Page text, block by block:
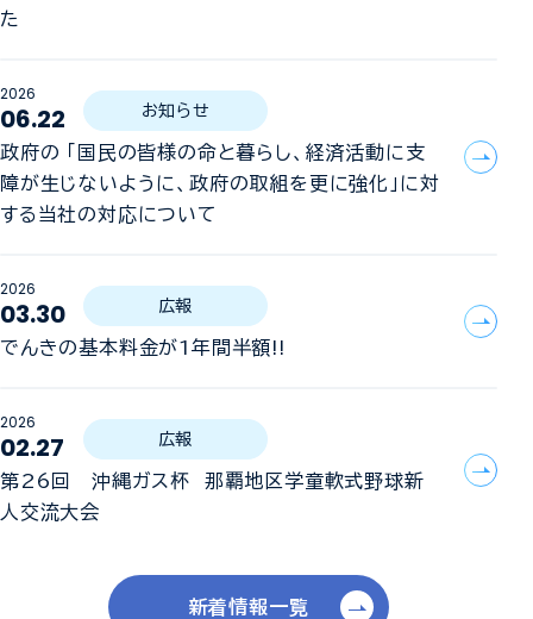
た
2026
06.22 お知らせ
政府の 「国民の皆様の命と暮らし、経済活動に支
障が生じないように、政府の取組を更に強化」に対
する当社の対応について
2026
03.30 広報
でんきの基本料金が1年間半額!!
2026
02.27 広報
第26回 沖縄ガス杯 那覇地区学童軟式野球新
人交流大会
新着情報一覧